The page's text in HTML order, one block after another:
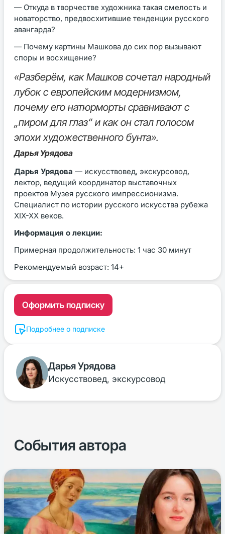
— Откуда в творчестве художника такая смелость и
новаторство, предвосхитившие тенденции русского
авангарда?
— Почему картины Машкова до сих пор вызывают
споры и восхищение?
«Разберём, как Машков сочетал народный
лубок с европейским модернизмом,
почему его натюрморты сравнивают с
„пиром для глаз“ и как он стал голосом
эпохи художественного бунта».
Дарья Урядова
Дарья Урядова — искусствовед, экскурсовод,
лектор, ведущий координатор выставочных
проектов Музея русского импрессионизма.
Специалист по истории русского искусства рубежа
XIX-XX веков.
Информация о лекции:
Примерная продолжительность: 1 час 30 минут
Рекомендуемый возраст: 14+
Оформить подписку
Подробнее о подписке
Дарья Урядова
Искусствовед, экскурсовод
События автора